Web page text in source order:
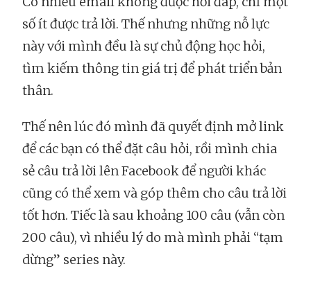
số ít được trả lời. Thế nhưng những nỗ lực
này với mình đều là sự chủ động học hỏi,
tìm kiếm thông tin giá trị để phát triển bản
thân.
Thế nên lúc đó mình đã quyết định mở link
để các bạn có thể đặt câu hỏi, rồi mình chia
sẻ câu trả lời lên Facebook để người khác
cũng có thể xem và góp thêm cho câu trả lời
tốt hơn. Tiếc là sau khoảng 100 câu (vẫn còn
200 câu), vì nhiều lý do mà mình phải “tạm
dừng” series này.